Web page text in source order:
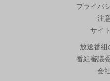
プライバ
注
サイ
放送番組
番組審議
会